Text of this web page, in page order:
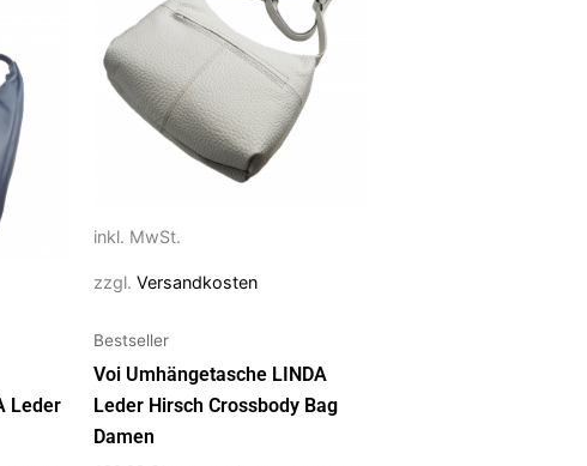
Leder
inkl. MwSt.
zzgl. Versandkosten
Bestseller
Voi Umhängetasche LINDA
Leder Hirsch Crossbody Bag
Damen
mehrere
Varianten
auf.
Optionen
der
Produktseite
werden